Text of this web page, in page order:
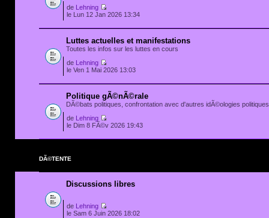
de
Lehning
le Lun 12 Jan 2026 13:34
Luttes actuelles et manifestations
Toutes les infos sur les luttes en cours
de
Lehning
le Ven 1 Mai 2026 13:03
Politique gÃ©nÃ©rale
DÃ©bats politiques, confrontation avec d'autres idÃ©ologies
de
Lehning
le Dim 8 FÃ©v 2026 19:43
DÃ©TENTE
Discussions libres
de
Lehning
le Sam 6 Juin 2026 18:02